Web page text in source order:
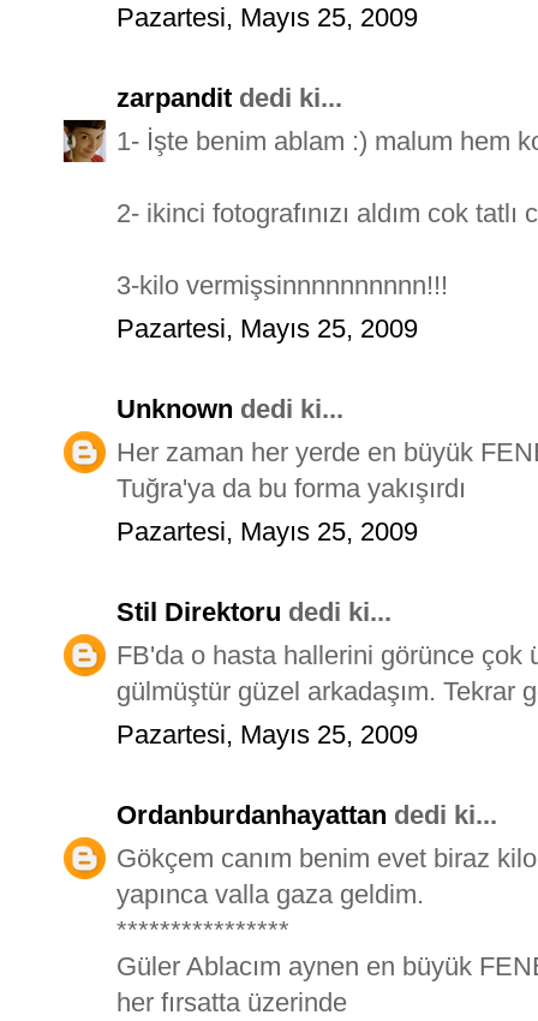
Pazartesi, Mayıs 25, 2009
zarpandit dedi ki...
1- İşte benim ablam :) malum hem
2- ikinci fotografınızı aldım cok tatlı
3-kilo vermişsinnnnnnnnnn!!!
Pazartesi, Mayıs 25, 2009
Unknown dedi ki...
Her zaman her yerde en büyük
Tuğra'ya da bu forma yakışırdı
Pazartesi, Mayıs 25, 2009
Stil Direktoru dedi ki...
FB'da o hasta hallerini görünce çok
gülmüştür güzel arkadaşım. Tekrar
Pazartesi, Mayıs 25, 2009
Ordanburdanhayattan dedi ki...
Gökçem canım benim evet biraz
yapınca valla gaza geldim.
****************
Güler Ablacım aynen en büyük
her fırsatta üzerinde